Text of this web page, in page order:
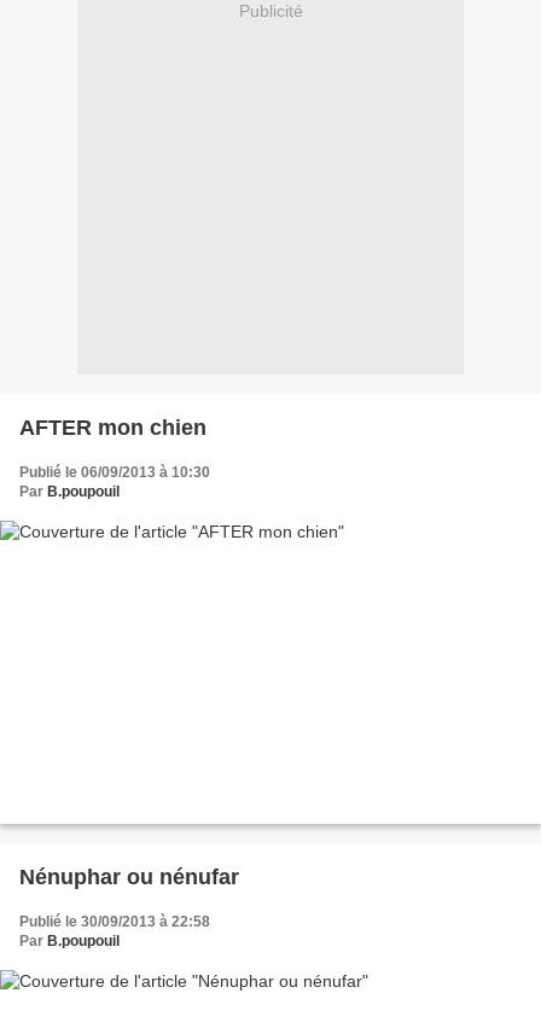
Publicité
AFTER mon chien
Publié le 06/09/2013 à 10:30
Par B.poupouil
Nénuphar ou nénufar
Publié le 30/09/2013 à 22:58
Par B.poupouil